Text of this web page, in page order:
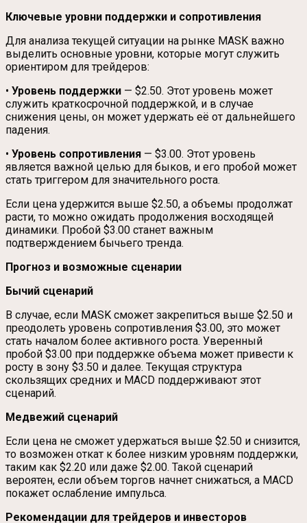
Ключевые уровни поддержки и сопротивления
Для анализа текущей ситуации на рынке MASK важно
выделить основные уровни, которые могут служить
ориентиром для трейдеров:
• Уровень поддержки — $2.50. Этот уровень может
служить краткосрочной поддержкой, и в случае
снижения цены, он может удержать её от дальнейшего
падения.
• Уровень сопротивления — $3.00. Этот уровень
является важной целью для быков, и его пробой может
стать триггером для значительного роста.
Если цена удержится выше $2.50, а объемы продолжат
расти, то можно ожидать продолжения восходящей
динамики. Пробой $3.00 станет важным
подтверждением бычьего тренда.
Прогноз и возможные сценарии
Бычий сценарий
В случае, если MASK сможет закрепиться выше $2.50 и
преодолеть уровень сопротивления $3.00, это может
стать началом более активного роста. Уверенный
пробой $3.00 при поддержке объема может привести к
росту в зону $3.50 и далее. Текущая структура
скользящих средних и MACD поддерживают этот
сценарий.
Медвежий сценарий
Если цена не сможет удержаться выше $2.50 и снизится,
то возможен откат к более низким уровням поддержки,
таким как $2.20 или даже $2.00. Такой сценарий
вероятен, если объем торгов начнет снижаться, а MACD
покажет ослабление импульса.
Рекомендации для трейдеров и инвесторов